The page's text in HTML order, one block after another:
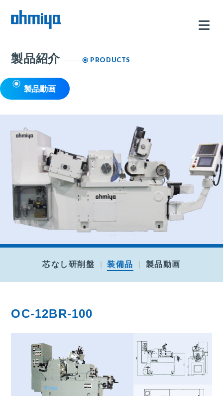
製品紹介 PRODUCTS
製品動画
芯なし研削盤 装備品 製品動画
OC-12BR-100